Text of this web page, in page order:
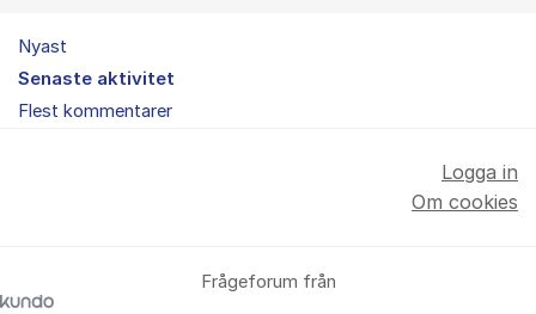
Nyast
Senaste aktivitet
Flest kommentarer
Frågeforum från
Logga in
Om cookies